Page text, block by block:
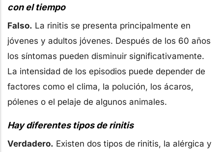
con el tiempo
Falso. La rinitis se presenta principalmente en
jóvenes y adultos jóvenes. Después de los 60 años
los síntomas pueden disminuir significativamente.
La intensidad de los episodios puede depender de
factores como el clima, la polución, los ácaros,
pólenes o el pelaje de algunos animales.
Hay diferentes tipos de rinitis
Verdadero. Existen dos tipos de rinitis, la alérgica y